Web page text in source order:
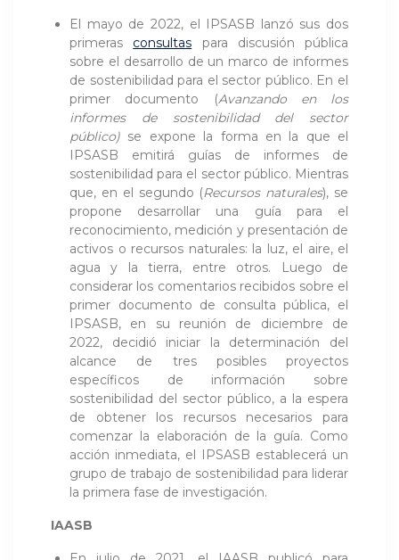
El mayo de 2022, el IPSASB lanzó sus dos
primeras consultas para discusión pública
sobre el desarrollo de un marco de informes
de sostenibilidad para el sector público. En el
primer documento (Avanzando en los
informes de sostenibilidad del sector
público) se expone la forma en la que el
IPSASB emitirá guías de informes de
sostenibilidad para el sector público. Mientras
que, en el segundo (Recursos naturales), se
propone desarrollar una guía para el
reconocimiento, medición y presentación de
activos o recursos naturales: la luz, el aire, el
agua y la tierra, entre otros. Luego de
considerar los comentarios recibidos sobre el
primer documento de consulta pública, el
IPSASB, en su reunión de diciembre de
2022, decidió iniciar la determinación del
alcance de tres posibles proyectos
específicos de información sobre
sostenibilidad del sector público, a la espera
de obtener los recursos necesarios para
comenzar la elaboración de la guía. Como
acción inmediata, el IPSASB establecerá un
grupo de trabajo de sostenibilidad para liderar
la primera fase de investigación.
IAASB